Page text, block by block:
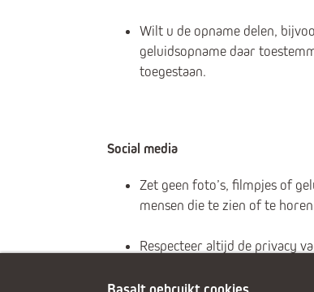
Wilt u de opname delen,
geluidsopname daar
toegestaan.
Social media
Zet geen foto’s, filmpjes of
mensen die te zien of te
Respecteer altijd de privacy